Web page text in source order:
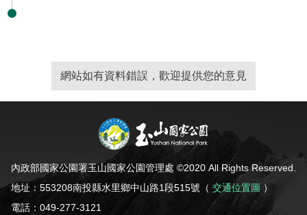
網站如有資料錯誤，歡迎提供您的意見
內政部國家公園署玉山國家公園管理處 ©2020 All Rights Reserved.
地址：553208南投縣水里鄉中山路1段515號（ 交通位置圖 ）
電話：049-277-3121